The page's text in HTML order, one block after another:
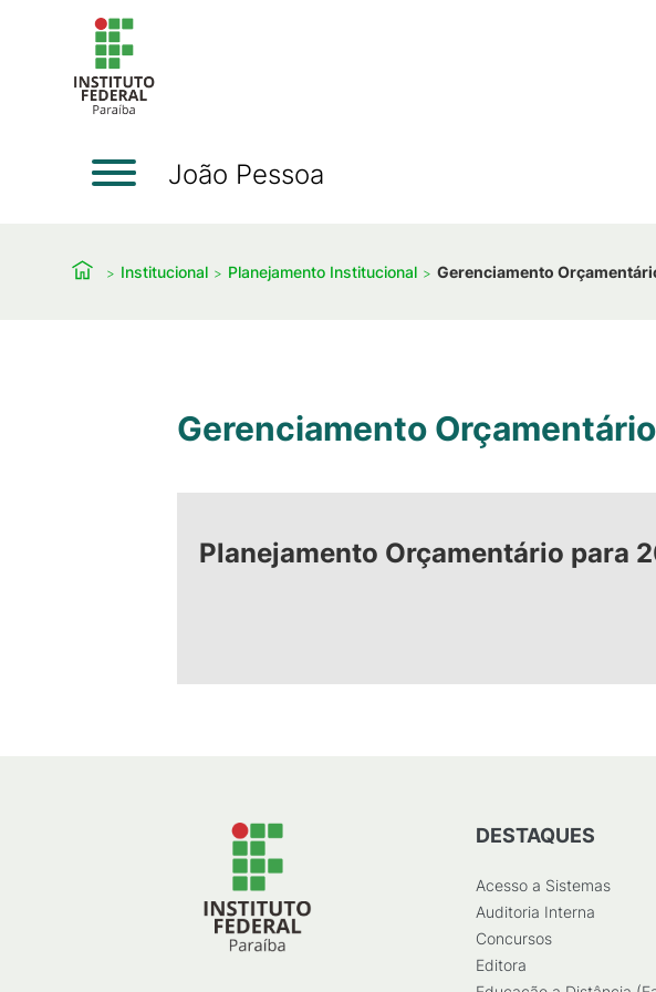
João Pessoa
Institucional Planejamento Institucional Gerenciamento
Gerenciamento Orçamentário
Planejamento Orçamentário para
DESTAQUES
Acesso a Sistemas
Auditoria Interna
Concursos
Editora